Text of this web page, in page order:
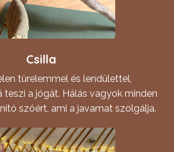
Csilla
türelemmel és lendülettel,
teszi a jógát. Hálás vagyok minden
szóért, ami a javamat szolgálja.